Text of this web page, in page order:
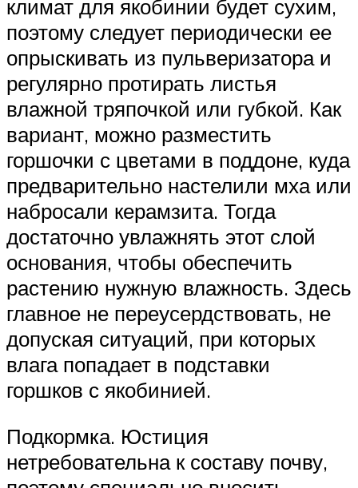
климат для якобинии будет сухим,
поэтому следует периодически ее
опрыскивать из пульверизатора и
регулярно протирать листья
влажной тряпочкой или губкой. Как
вариант, можно разместить
горшочки с цветами в поддоне, куда
предварительно настелили мха или
набросали керамзита. Тогда
достаточно увлажнять этот слой
основания, чтобы обеспечить
растению нужную влажность. Здесь
главное не переусердствовать, не
допуская ситуаций, при которых
влага попадает в подставки
горшков с якобинией.
Подкормка. Юстиция
нетребовательна к составу почву,